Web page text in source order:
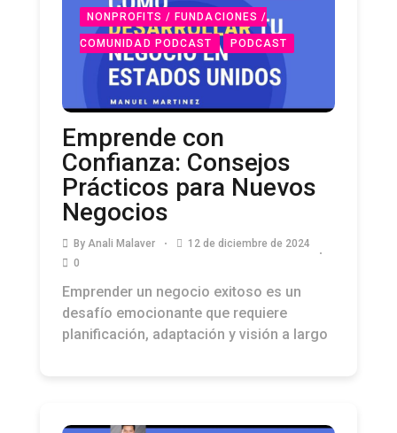
NONPROFITS / FUNDACIONES /
COMUNIDAD PODCAST PODCAST
Emprende con
Confianza: Consejos
Prácticos para Nuevos
Negocios
By Anali Malaver
12 de diciembre de 2024
0
Emprender un negocio exitoso es un
desafío emocionante que requiere
planificación, adaptación y visión a largo